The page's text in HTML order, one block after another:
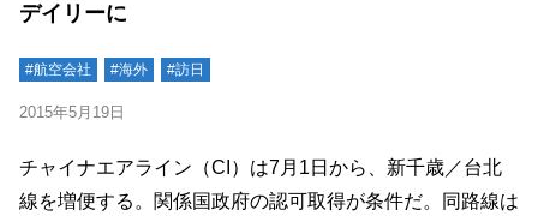
デイリーに
#航空会社 #海外 #訪日
2015年5月19日
チャイナエアライン（CI）は7月1日から、新千歳／台北
線を増便する。関係国政府の認可取得が条件だ。同路線は